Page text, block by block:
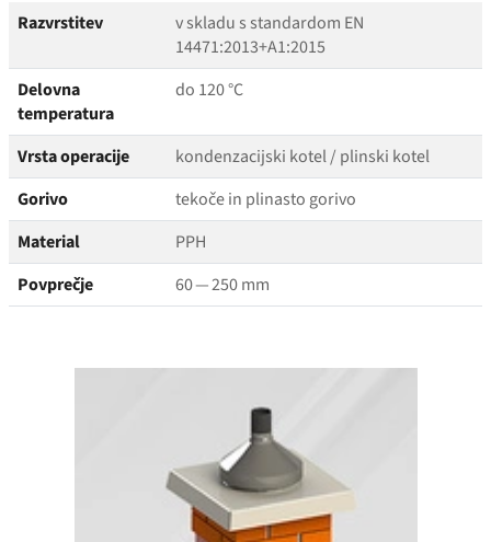
Razvrstitev
v skladu s standardom EN
14471:2013+A1:2015
Delovna
temperatura
do 120 °C
Vrsta operacije
kondenzacijski kotel / plinski kotel
Gorivo
tekoče in plinasto gorivo
Material
PPH
Povprečje
60 — 250 mm